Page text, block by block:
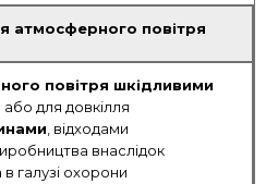
атмосферного повітря
повітря шкідливими
для довкілля
, відходами
внаслідок
галузі охорони